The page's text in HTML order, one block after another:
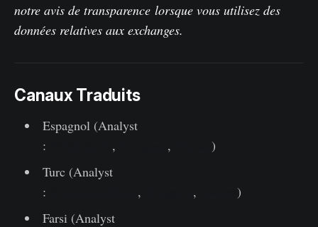
notre avis de transparence lorsque vous utilisez des
données relatives aux exchanges.
Canaux Traduits
Espagnol (Analyst
:
, ,
)
Turc (Analyst
:
, ,
)
Farsi (Analyst